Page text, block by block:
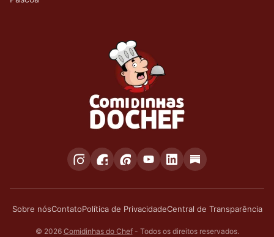
Sobre nósContatoPolítica de PrivacidadeCentral de Transparência
© 2026 Comidinhas do Chef- Todos os direitos reservados.